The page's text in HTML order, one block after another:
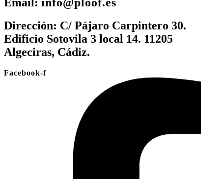
Dirección: C/ Pájaro Carpintero 30.
Edificio Sotovila 3 local 14. 11205
Algeciras, Cádiz.
Facebook-f